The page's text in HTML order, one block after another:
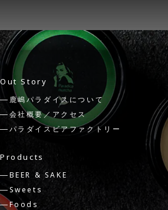
Out Story
鹿嶋パラダイスについて
会社概要／アクセス
パラダイスビアファクトリー
Products
BEER & SAKE
Sweets
Foods